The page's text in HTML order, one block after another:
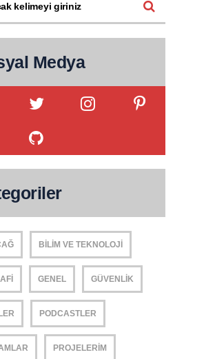
Medya
BILIM VE TEKNOLOJI
GENEL GÜVENLIK
PODCASTLER
PROJELERIM